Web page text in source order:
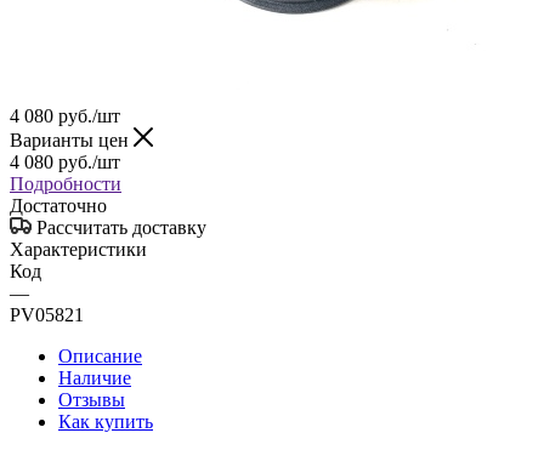
4 080 руб./шт
Варианты цен
4 080 руб./шт
Подробности
Достаточно
Рассчитать доставку
Характеристики
Код
—
PV05821
Описание
Наличие
Отзывы
Как купить